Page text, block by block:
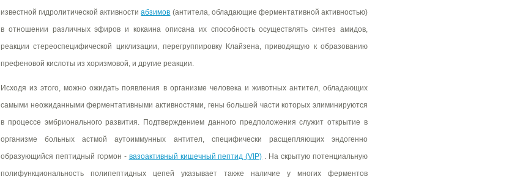
известной гидролитической активностиабзимов (антитела, обладающие ферментативной активностью)
в отношении различных эфиров и кокаина описана их способность осуществлять синтез амидов,
реакции стереоспецифической циклизации, перегруппировку Клайзена, приводящую к образованию
префеновой кислоты из хоризмовой, и другие реакции.
Исходя из этого, можно ожидать появления в организме человека и животных антител, обладающих
самыми неожиданными ферментативными активностями, гены большей части которых элиминируются
в процессе эмбрионального развития. Подтверждением данного предположения служит открытие в
организме больных астмой аутоиммунных антител, специфически расщепляющих эндогенно
образующийся пептидный гормон - вазоактивный кишечный пептид (VIP) . На скрытую потенциальную
полифункциональность полипептидных цепей указывает также наличие у многих ферментов